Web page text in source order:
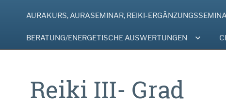
AURAKURS, AURASEMINAR, REIKI-
BERATUNG/ENERGETISCHE AUSWERTUNGEN
Reiki III- Grad